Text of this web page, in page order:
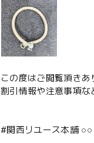
この度はご閲覧頂きあ
割引情報や注意事項
#関西リユース本舗 ○○